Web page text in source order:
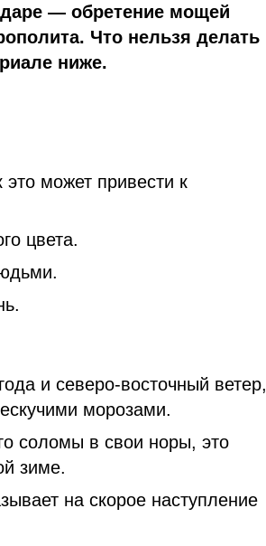
— обретение мощей
Что нельзя делать
ниже.
может привести к
цвета.
и северо-восточный ветер,
морозами.
соломы в свои норы, это
зиме.
на скорое наступление